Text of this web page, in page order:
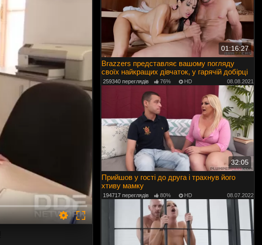
01:16:27
Brazzers представляє вашому погляду
своїх найкращих дівчаток, у гарячій добірці
259340 переглядів 76% HD 08.08.2021
32:05
Прийшов у гості до друга і трахнув його
хтиву мамку
194717 переглядів 80% HD 08.07.2022